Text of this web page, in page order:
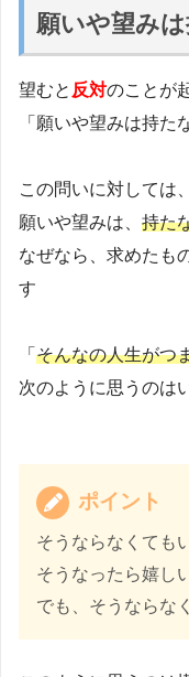
願いや望み
望むと 反対のことが
「願いや望みは持た
この問いに対しては、
願いや望みは、 持た
なぜなら、求めたも
す
「 そんなの人生がつ
次のように思うのは
ポイント
そうならなくても
そうなったら嬉し
でも、そうならな